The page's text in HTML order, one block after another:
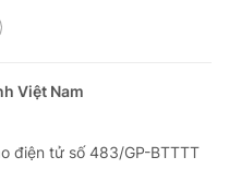
Việt Nam
điện tử số 483/GP-BTTTT